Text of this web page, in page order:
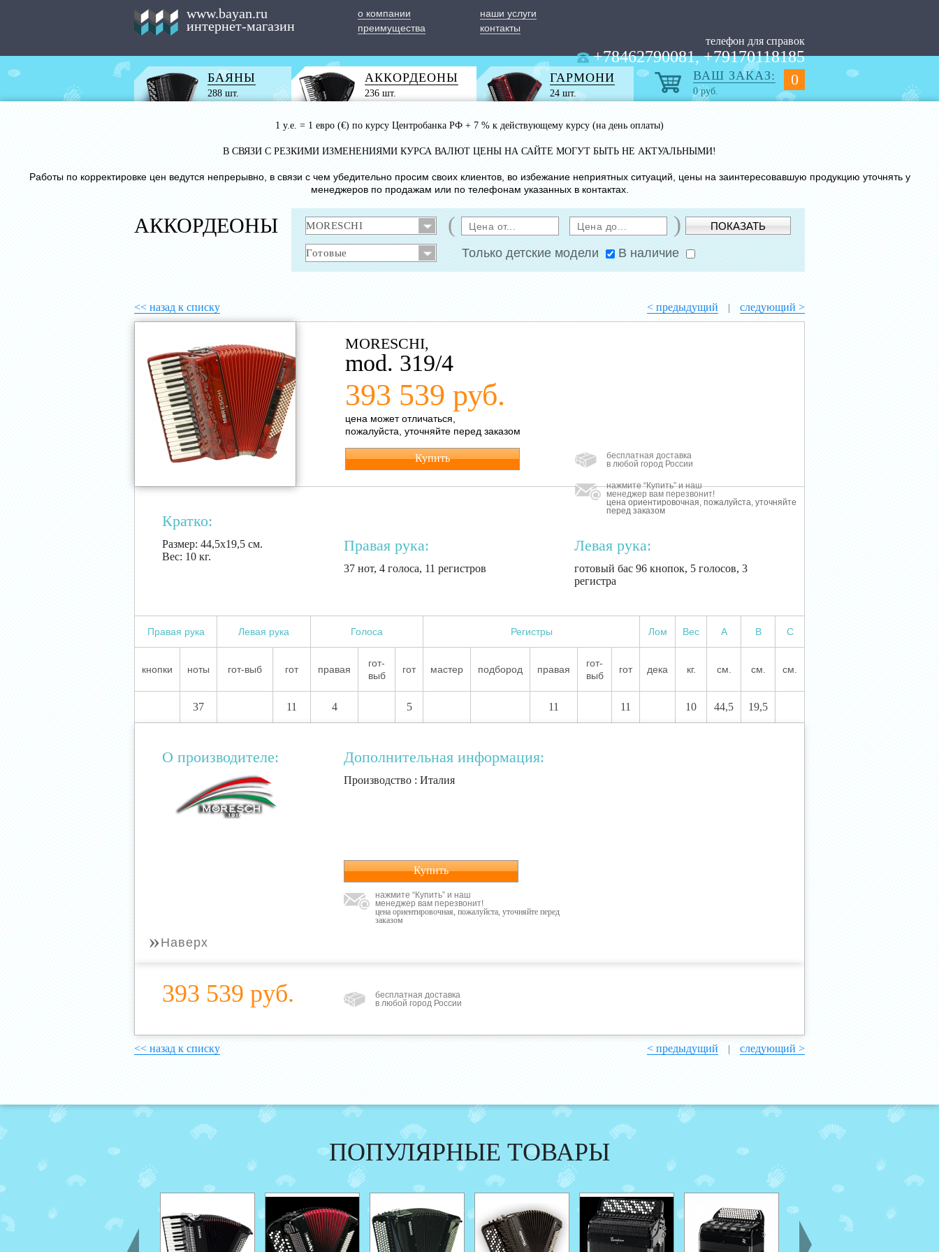
www.bayan.ru
интернет-магазин
о компании
наши услуги
преимущества
контакты
телефон для справок
+78462790081, +79170118185
БАЯНЫ
288 шт.
АККОРДЕОНЫ
236 шт.
ГАРМОНИ
24 шт.
0
ВАШ ЗАКАЗ:
0руб.
1 у.е. = 1 евро (€) по курсу Центробанка РФ + 7 % к действующему курсу (на день оплаты)
В СВЯЗИ С РЕЗКИМИ ИЗМЕНЕНИЯМИ КУРСА ВАЛЮТ ЦЕНЫ НА САЙТЕ МОГУТ БЫТЬ НЕ АКТУАЛЬНЫМИ!
Работы по корректировке цен ведутся непрерывно, в связи с чем убедительно просим своих клиентов, во избежание неприятных ситуаций, цены на заинтересовавшую продукцию уточнять у
менеджеров по продажам или по телефонам указанных в контактах.
АККОРДЕОНЫ ( ) ПОКАЗАТЬ
Только детские модели В наличие
<< назад к списку < предыдущий | следующий >
MORESCHI,
mod. 319/4
393 539 руб.
цена может отличаться,
пожалуйста, уточняйте перед заказом
Купить
бесплатная доставка
в любой город России
нажмите “Купить” и наш
менеджер вам перезвонит!
цена ориентировочная, пожалуйста, уточняйте
перед заказом
Кратко:
Размер: 44,5х19,5 см.
Вес: 10 кг.
Правая рука:
37 нот, 4 голоса, 11 регистров
Левая рука:
готовый бас 96 кнопок, 5 голосов, 3
регистра
Правая рука Левая рука Голоса Регистры Лом Вес А В С
кнопки ноты гот-выб гот правая
гот-
выб
гот мастер подбород правая
гот-
выб
гот дека кг. см. см. см.
37 11 4 5 11 11 10 44,5 19,5
О производителе: Дополнительная информация:
Производство : Италия
Купить
нажмите “Купить” и наш
менеджер вам перезвонит!
цена ориентировочная, пожалуйста, уточняйте перед
заказом
» Наверх
393 539 руб.
бесплатная доставка
в любой город России
<< назад к списку < предыдущий | следующий >
ПОПУЛЯРНЫЕ ТОВАРЫ